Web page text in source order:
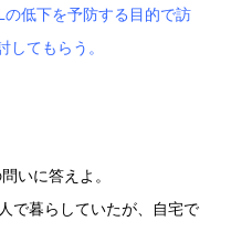
低下を予防する目的で訪
してもらう。
いに答えよ。
で暮らしていたが、自宅で